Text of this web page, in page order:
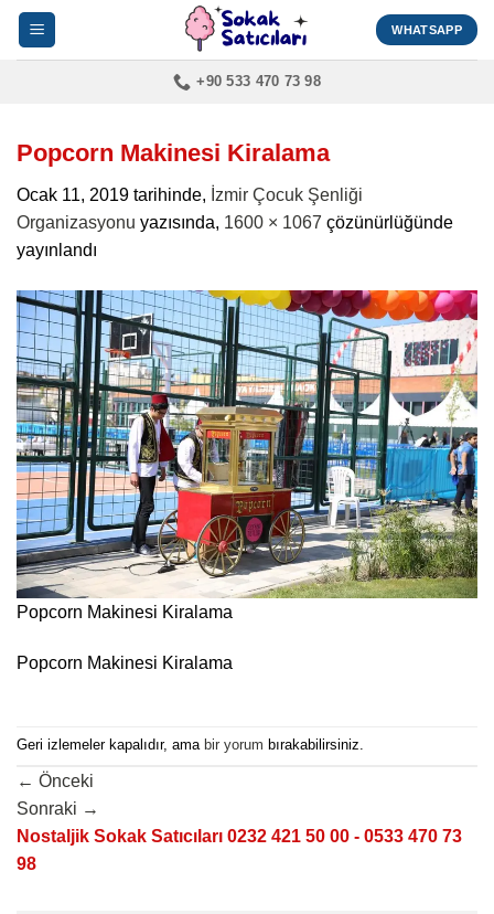
İçeriğe
atla
WHATSAPP
+90 533 470 73 98
Popcorn Makinesi Kiralama
Ocak 11, 2019 tarihinde, İzmir Çocuk Şenliği
Organizasyonu yazısında, 1600 × 1067 çözünürlüğünde
yayınlandı
Popcorn Makinesi Kiralama
Popcorn Makinesi Kiralama
Geri izlemeler kapalıdır, ama bir yorum bırakabilirsiniz.
← Önceki
Sonraki →
Nostaljik Sokak Satıcıları 0232 421 50 00 - 0533 470 73
98